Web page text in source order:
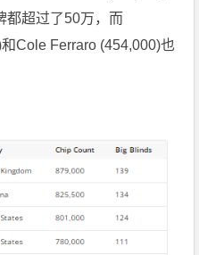
都超过了50万，而
Cole Ferraro (454,000)也